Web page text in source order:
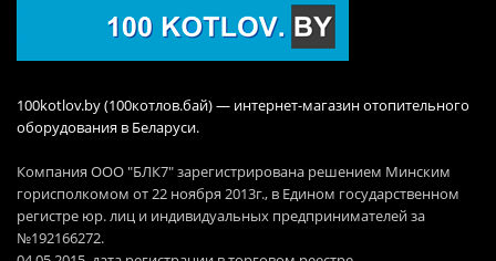
100kotlov.by (100котлов.бай) — интернет-магазин отопительного
оборудования в Беларуси.
Компания ООО "БЛК7" зарегистрирована решением Минским
горисполкомом от 22 ноября 2013г., в Едином государственном
регистре юр. лиц и индивидуальных предпринимателей за
№192166272.